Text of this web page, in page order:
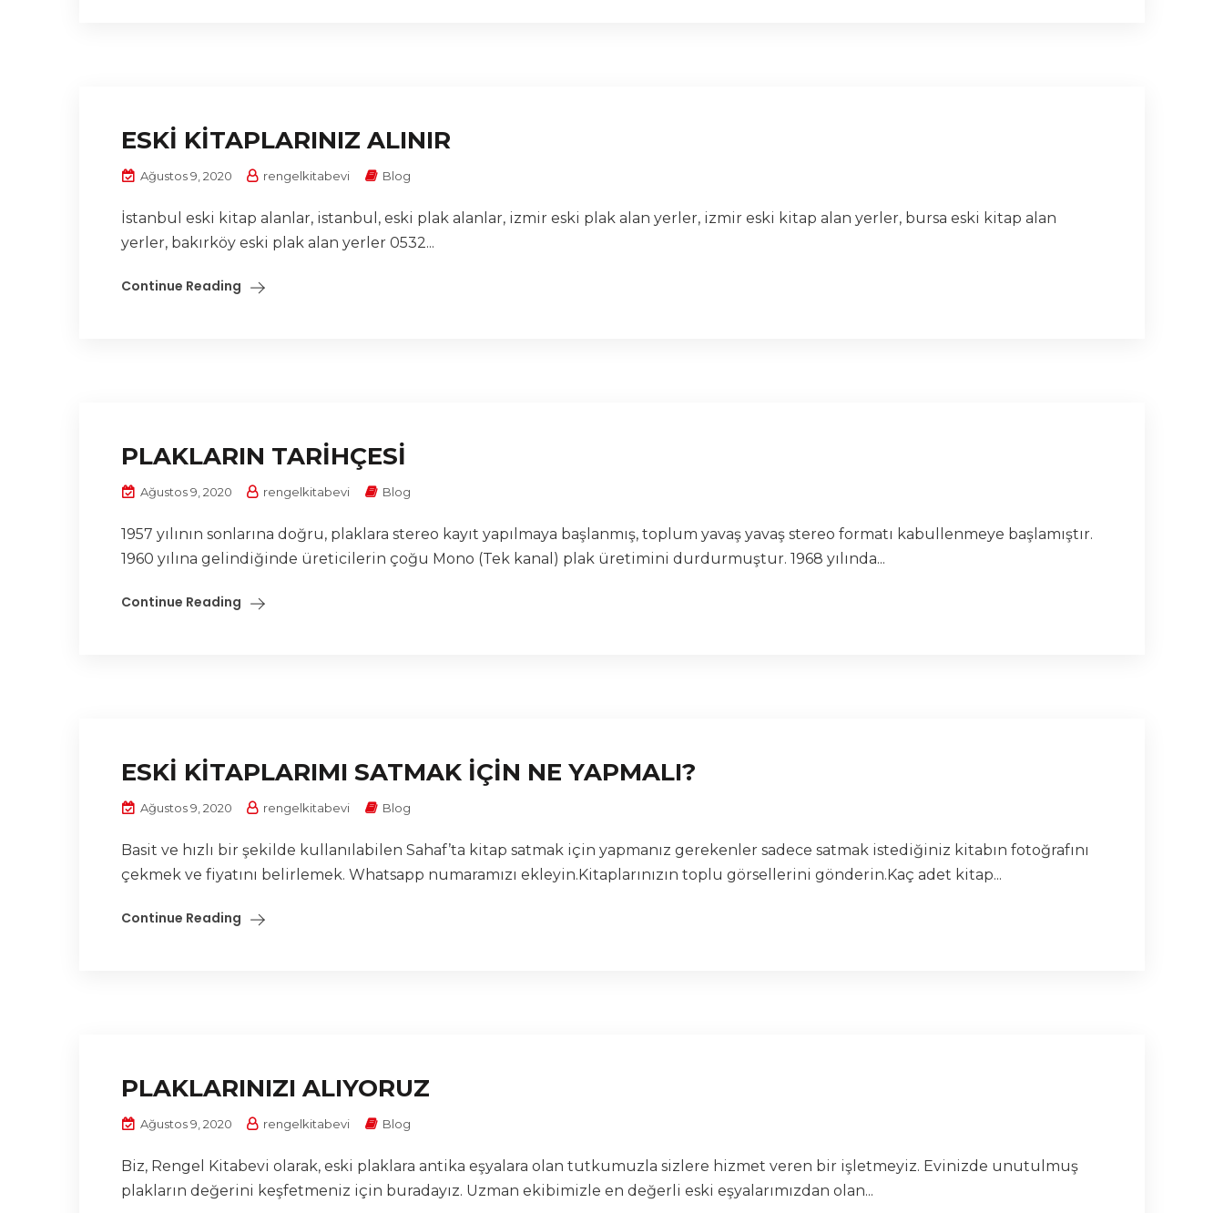
ESKİ KİTAPLARINIZ ALINIR
Ağustos 9, 2020 rengelkitabevi Blog
İstanbul eski kitap alanlar, istanbul, eski plak alanlar, izmir eski plak alan yerler, izmir eski kitap alan yerler, bursa eski kitap alan
yerler, bakırköy eski plak alan yerler 0532...
Continue Reading
PLAKLARIN TARİHÇESİ
Ağustos 9, 2020 rengelkitabevi Blog
1957 yılının sonlarına doğru, plaklara stereo kayıt yapılmaya başlanmış, toplum yavaş yavaş stereo formatı kabullenmeye başlamıştır.
1960 yılına gelindiğinde üreticilerin çoğu Mono (Tek kanal) plak üretimini durdurmuştur. 1968 yılında...
Continue Reading
ESKİ KİTAPLARIMI SATMAK İÇİN NE YAPMALI?
Ağustos 9, 2020 rengelkitabevi Blog
Basit ve hızlı bir şekilde kullanılabilen Sahaf’ta kitap satmak için yapmanız gerekenler sadece satmak istediğiniz kitabın fotoğrafını
çekmek ve fiyatını belirlemek. Whatsapp numaramızı ekleyin.Kitaplarınızın toplu görsellerini gönderin.Kaç adet kitap...
Continue Reading
PLAKLARINIZI ALIYORUZ
Ağustos 9, 2020 rengelkitabevi Blog
Biz, Rengel Kitabevi olarak, eski plaklara antika eşyalara olan tutkumuzla sizlere hizmet veren bir işletmeyiz. Evinizde unutulmuş
plakların değerini keşfetmeniz için buradayız. Uzman ekibimizle en değerli eski eşyalarımızdan olan...